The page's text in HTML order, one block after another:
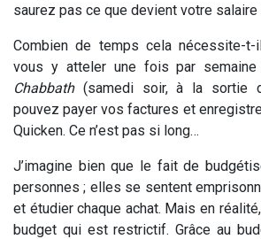
saurez pas ce que devient votre salaire
Combien de temps cela nécessite-
vous y atteler une fois par semaine
Chabbath(samedi soir, à la sortie
pouvez payer vos factures et
Quicken. Ce n’est pas si long…
J’imagine bien que le fait de
personnes ; elles se sentent
et étudier chaque achat. Mais en
budget qui est restrictif. Grâce au